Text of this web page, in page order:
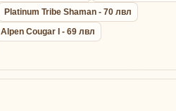
Platinum Tribe Shaman - 70 лвл
Alpen Cougar I - 69 лвл